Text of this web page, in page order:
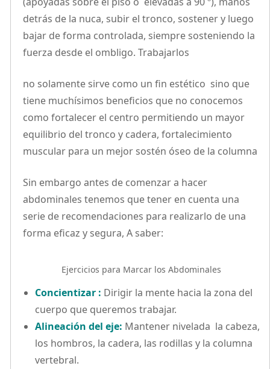
detrás de la nuca, subir el tronco, sostener y luego
bajar de forma controlada, siempre sosteniendo la
fuerza desde el ombligo. Trabajarlos
no solamente sirve como un fin estético sino que
tiene muchísimos beneficios que no conocemos
como fortalecer el centro permitiendo un mayor
equilibrio del tronco y cadera, fortalecimiento
muscular para un mejor sostén óseo de la columna
Sin embargo antes de comenzar a hacer
abdominales tenemos que tener en cuenta una
serie de recomendaciones para realizarlo de una
forma eficaz y segura, A saber:
Ejercicios para Marcar los Abdominales
Concientizar : Dirigir la mente hacia la zona del
cuerpo que queremos trabajar.
Alineación del eje: Mantener nivelada la cabeza,
los hombros, la cadera, las rodillas y la columna
vertebral.